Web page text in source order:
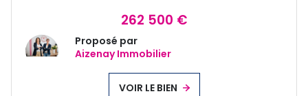
262 500 €
Proposé par
Aizenay Immobilier
VOIR LE BIEN